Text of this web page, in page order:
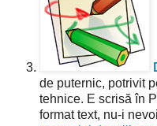
de puternic, potrivit
tehnice. E scrisă în
format text, nu-i